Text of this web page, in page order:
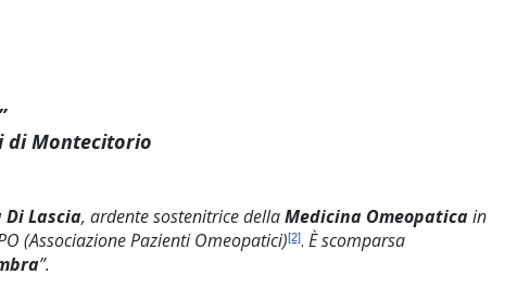
di Montecitorio
Lascia, ardente sostenitrice dellaMedicina Omeopaticain
(Associazione Pazienti Omeopatici)[2]. È scomparsa
”.